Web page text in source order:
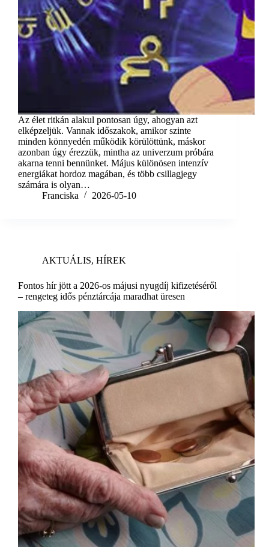
Az élet ritkán alakul pontosan úgy, ahogyan azt
elképzeljük. Vannak időszakok, amikor szinte
minden könnyedén működik körülöttünk, máskor
azonban úgy érezzük, mintha az univerzum próbára
akarna tenni bennünket. Május különösen intenzív
energiákat hordoz magában, és több csillagjegy
számára is olyan…
Franciska
2026-05-10
AKTUÁLIS, HÍREK
Fontos hír jött a 2026-os májusi nyugdíj kifizetéséről
– rengeteg idős pénztárcája maradhat üresen